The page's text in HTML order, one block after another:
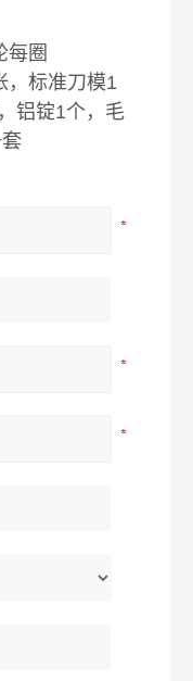
每圈
，标准刀模1
铝锭1个，毛